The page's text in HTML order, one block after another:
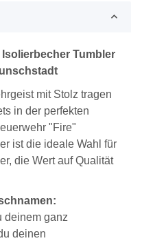
Tumbler
mit Stolz tragen
in der perfekten
"Fire"
ist die ideale Wahl für
die Wert auf Qualität
deinem ganz
deinen